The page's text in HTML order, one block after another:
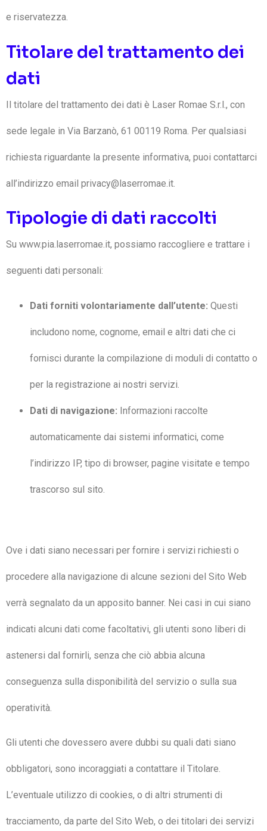
e riservatezza.
Titolare del trattamento dei
dati
Il titolare del trattamento dei dati è Laser Romae S.r.l., con
sede legale in Via Barzanò, 61 00119 Roma. Per qualsiasi
richiesta riguardante la presente informativa, puoi contattarci
all’indirizzo email privacy@laserromae.it.
Tipologie di dati raccolti
Su www.pia.laserromae.it, possiamo raccogliere e trattare i
seguenti dati personali:
Dati forniti volontariamente dall’utente: Questi
includono nome, cognome, email e altri dati che ci
fornisci durante la compilazione di moduli di contatto o
per la registrazione ai nostri servizi.
Dati di navigazione: Informazioni raccolte
automaticamente dai sistemi informatici, come
l’indirizzo IP, tipo di browser, pagine visitate e tempo
trascorso sul sito.
Ove i dati siano necessari per fornire i servizi richiesti o
procedere alla navigazione di alcune sezioni del Sito Web
verrà segnalato da un apposito banner. Nei casi in cui siano
indicati alcuni dati come facoltativi, gli utenti sono liberi di
astenersi dal fornirli, senza che ciò abbia alcuna
conseguenza sulla disponibilità del servizio o sulla sua
operatività.
Gli utenti che dovessero avere dubbi su quali dati siano
obbligatori, sono incoraggiati a contattare il Titolare.
L’eventuale utilizzo di cookies, o di altri strumenti di
tracciamento, da parte del Sito Web, o dei titolari dei servizi